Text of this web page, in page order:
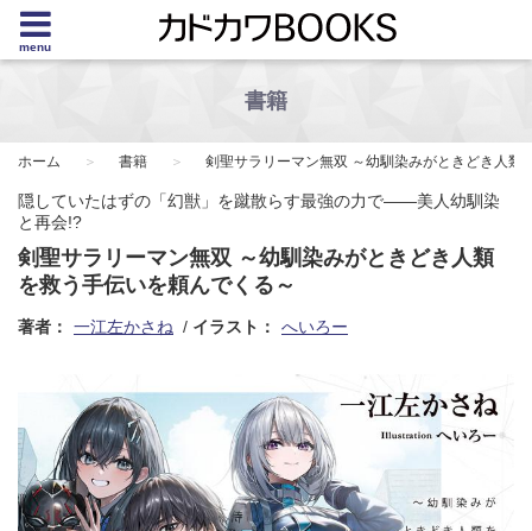
menu
書籍
ホーム 書籍 剣聖サラリーマン無双 ～幼馴染みがときどき人類
隠していたはずの「幻獣」を蹴散らす最強の力で――美人幼馴染
と再会!?
剣聖サラリーマン無双 ～幼馴染みがときどき人類
を救う手伝いを頼んでくる～
著者： 一江左かさね イラスト： へいろー